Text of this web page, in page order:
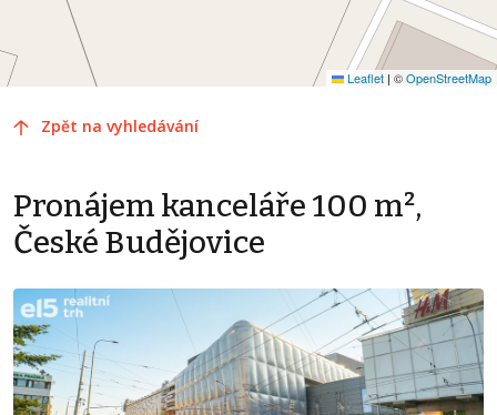
Leaflet | ©OpenStreetMap
Zpět na vyhledávání
Pronájem kanceláře 100 m²,
České Budějovice